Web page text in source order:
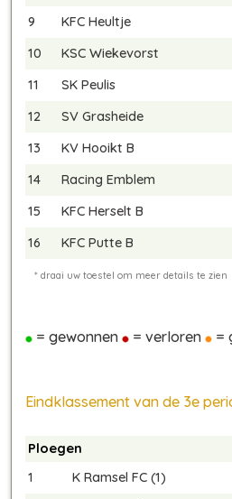
9
KFC Heultje
10
KSC Wiekevorst
11
SK Peulis
12
SV Grasheide
13
KV Hooikt B
14
Racing Emblem
15
KFC Herselt B
16
KFC Putte B
= gewonnen = verloren =
Eindklassement van de 3e
Ploegen
1
K Ramsel FC (1)